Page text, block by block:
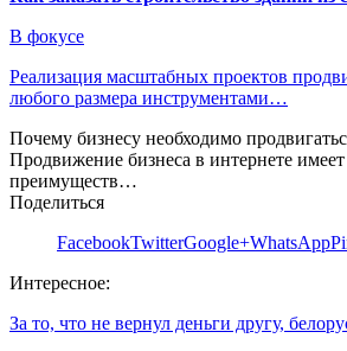
В фокусе
Реализация масштабных проектов
любого размера инструментами…
Почему бизнесу необходимо
Продвижение бизнеса в интернете
преимуществ…
Поделиться
FacebookTwitterGoogle+WhatsApp
Интересное:
За то, что не вернул деньги другу,